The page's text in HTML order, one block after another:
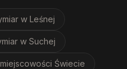
w Leśnej
w Suchej
Świecie